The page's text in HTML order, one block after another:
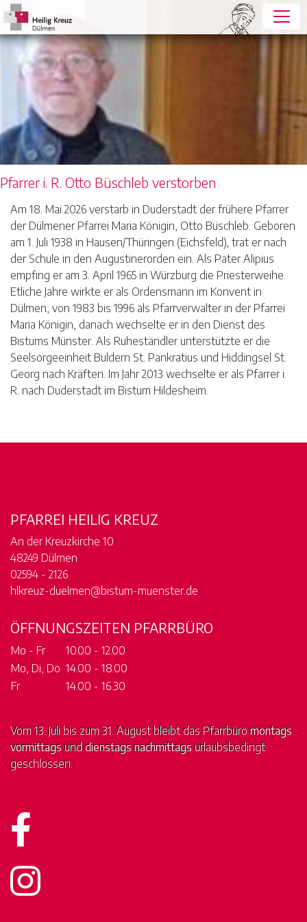
Pfarrer i. R. Otto Büschleb verstorben
Am 18. Mai 2026 verstarb in Duderstadt der frühere Pfarrer
der Dülmener Pfarrei Maria Königin, Otto Büschleb. Geboren
am 1. Juli 1938 in Hausen/Thüringen (Eichsfeld), trat er nach
der Schule in den Augustinerorden ein. Als Pater Alipius
empfing er am 3. April 1965 in Würzburg die Priesterweihe.
Etliche Jahre wirkte er als Ordensmann im Konvent in
Dülmen, von 1983 bis 1996 als Pfarrverwalter in der Pfarrei
Maria Königin, danach wechselte er in den Dienst des
Bistums Münster. Als Ruheständler unterstützte er die
Seelsorgeeinheit Buldern St. Pankratius und Hiddingsel St.
Georg nach Kräften. Im Jahr 2013 wechselte er als Pfarrer i.
R. nach Duderstadt im Bistum Hildesheim.
PFARREI HEILIG KREUZ
An der Kreuzkirche 10
48249 Dülmen
02594 - 2126
hlkreuz-duelmen@bistum-muenster.de
ÖFFNUNGSZEITEN PFARRBÜRO
Mo - Fr
10.00 - 12.00
Mo, Di, Do 14.00 - 18.00
Fr
14.00 - 16.30
Vom 13. Juli bis zum 31. August bleibt das Pfarrbüromontags
vormittags und dienstags nachmittags urlaubsbedingt
geschlossen.